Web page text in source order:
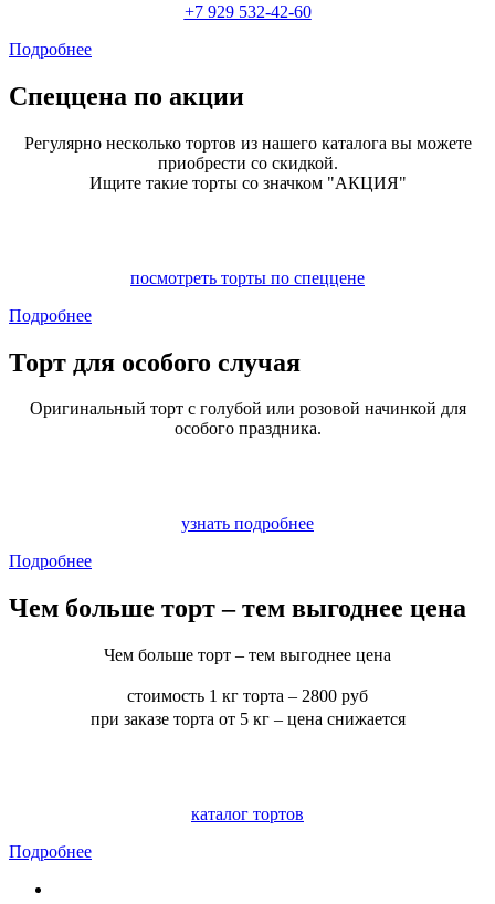
+7 929 532-42-60
Подробнее
Спеццена по акции
Регулярно несколько тортов из нашего каталога вы можете
приобрести со скидкой.
Ищите такие торты со значком "АКЦИЯ"
посмотреть торты по спеццене
Подробнее
Торт для особого случая
Оригинальный торт с голубой или розовой начинкой для
особого праздника.
узнать подробнее
Подробнее
Чем больше торт – тем выгоднее цена
Чем больше торт – тем выгоднее цена
стоимость 1 кг торта – 2800 руб
при заказе торта от 5 кг – цена снижается
каталог тортов
Подробнее